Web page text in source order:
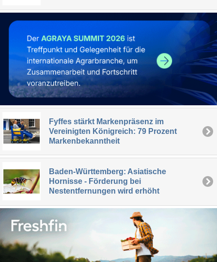
Fyffes stärkt Markenpräsenz im
Vereinigten Königreich: 79 Prozent
Markenbekanntheit
Baden-Württemberg: Asiatische
Hornisse - Förderung bei
Nestentfernungen wird erhöht